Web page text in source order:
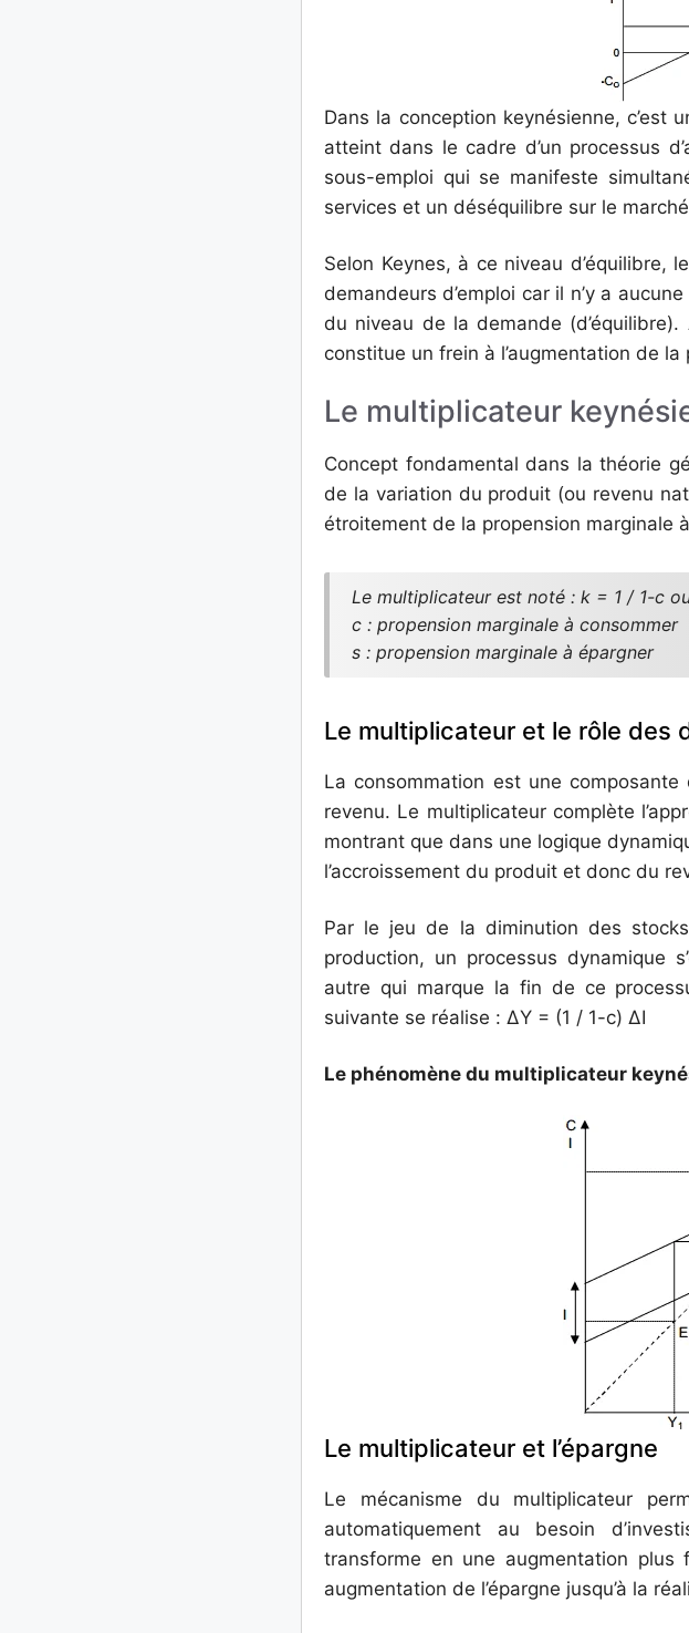
Dans la conception keynésienne,
atteint dans le cadre d’un processus
sous-emploi qui se manifeste
services et un déséquilibre sur le
Selon Keynes, à ce niveau d’équilibre,
demandeurs d’emploi car il n’y a
du niveau de la demande
constitue un frein à l’augmentation de
Le multiplicateur
Concept fondamental dans la théorie
de la variation du produit (ou revenu
étroitement de la propension marginale
Le multiplicateur est noté : k = 1 / 1-c
c : propension marginale à consommer
s : propension marginale à épargner
Le multiplicateur et le rôle des
La consommation est une
revenu. Le multiplicateur complète
montrant que dans une logique
l’accroissement du produit et donc du
Par le jeu de la diminution des
production, un processus dynamique
autre qui marque la fin de ce
suivante se réalise : ΔY = (1 / 1-c) ΔI
Le phénomène du multiplicateur
Le multiplicateur et l’épargne
Le mécanisme du multiplicateur
automatiquement au besoin
transforme en une augmentation plus
augmentation de l’épargne jusqu’à la